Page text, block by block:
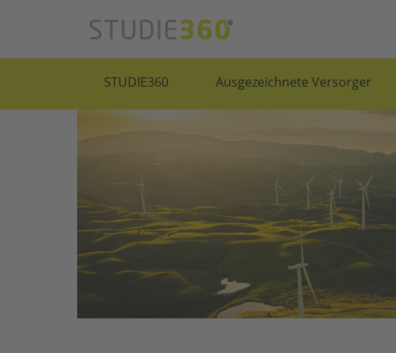
STUDIE360 Ausgezeichnete Versorger